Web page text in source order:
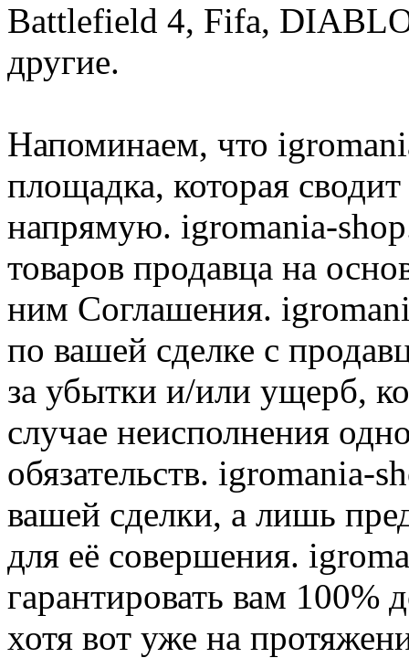
Battlefield 4, Fifa,
другие.
Напоминаем, что
площадка, которая
напрямую. igromania-
товаров продавца на
ним Соглашения.
по вашей сделке с
за убытки и/или ущерб,
случае неисполнения
обязательств. igromania-
вашей сделки, а лишь
для её совершения.
гарантировать вам 100%
хотя вот уже на